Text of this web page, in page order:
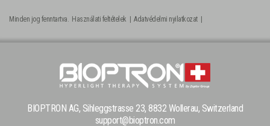
Minden jog fenntartva. Használati feltételek Adatvédelmi nyilatkozat|
BIOPTRON AG, Sihleggstrasse 23, 8832 Wollerau, Switzerland
support@bioptron.com